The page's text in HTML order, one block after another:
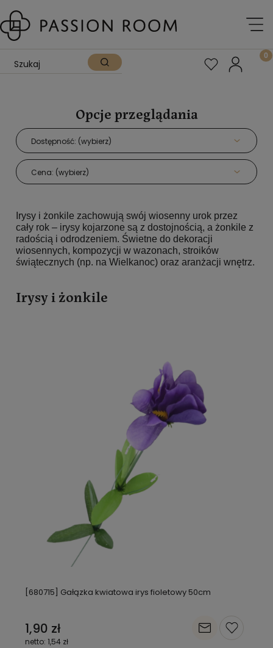
Opcje przeglądania
Dostępność: (wybierz)
Cena: (wybierz)
Irysy i żonkile zachowują swój wiosenny urok przez
cały rok – irysy kojarzone są z dostojnością, a żonkile z
radością i odrodzeniem. Świetne do dekoracji
wiosennych, kompozycji w wazonach, stroików
świątecznych (np. na Wielkanoc) oraz aranżacji wnętrz.
Irysy i żonkile
[680715] Gałązka kwiatowa irys fioletowy 50cm
1,90 zł
1,54 zł